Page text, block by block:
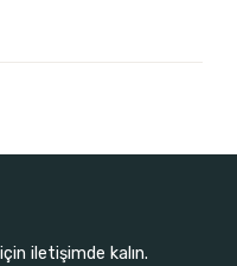
iletişimde kalın.